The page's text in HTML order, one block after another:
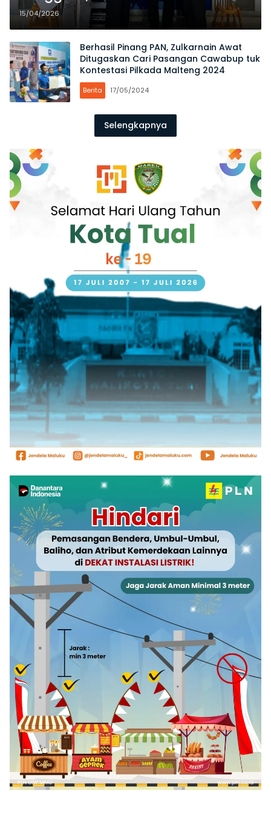
Benahi Struktur Partai untuk
Menang Pemilu
15/04/2026
Berhasil Pinang PAN, Zulkarnain Awat
Ditugaskan Cari Pasangan Cawabup tuk
Kontestasi Pilkada Malteng 2024
Berita 17/05/2024
Selengkapnya